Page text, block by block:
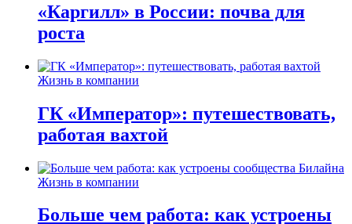
«Каргилл» в России: почва для
роста
Жизнь в компании
ГК «Император»: путешествовать,
работая вахтой
Жизнь в компании
Больше чем работа: как устроены